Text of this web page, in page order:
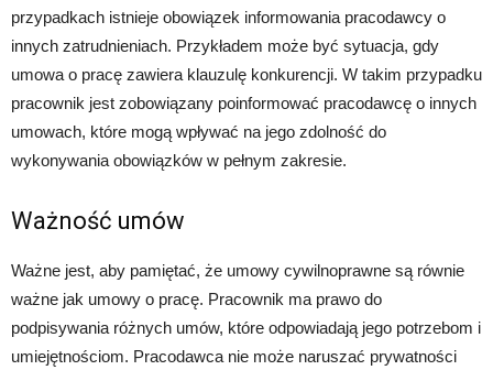
przypadkach istnieje obowiązek informowania pracodawcy o
innych zatrudnieniach. Przykładem może być sytuacja, gdy
umowa o pracę zawiera klauzulę konkurencji. W takim przypadku
pracownik jest zobowiązany poinformować pracodawcę o innych
umowach, które mogą wpływać na jego zdolność do
wykonywania obowiązków w pełnym zakresie.
Ważność umów
Ważne jest, aby pamiętać, że umowy cywilnoprawne są równie
ważne jak umowy o pracę. Pracownik ma prawo do
podpisywania różnych umów, które odpowiadają jego potrzebom i
umiejętnościom. Pracodawca nie może naruszać prywatności